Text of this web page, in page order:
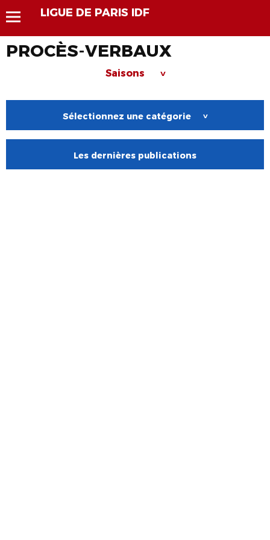
LIGUE DE PARIS IDF
PROCÈS-VERBAUX
Saisons >
Sélectionnez une catégorie >
Les dernières publications